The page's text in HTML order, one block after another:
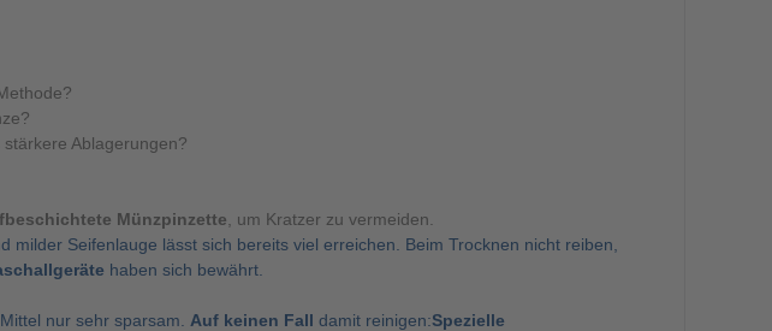
Ablagerungen?
Münzpinzette , um Kratzer zu vermeiden.
milder Seifenlauge lässt sich bereits viel erreichen. Beim Trocknen nicht reiben,
haben sich bewährt.
nur sehr sparsam. Auf keinen Fall damit reinigen:Spezielle